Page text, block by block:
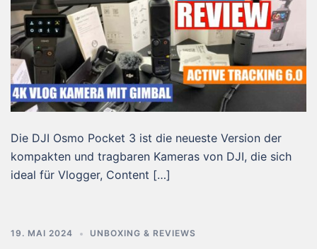
Die DJI Osmo Pocket 3 ist die neueste Version der
kompakten und tragbaren Kameras von DJI, die sich
ideal für Vlogger, Content […]
19. MAI 2024 UNBOXING & REVIEWS